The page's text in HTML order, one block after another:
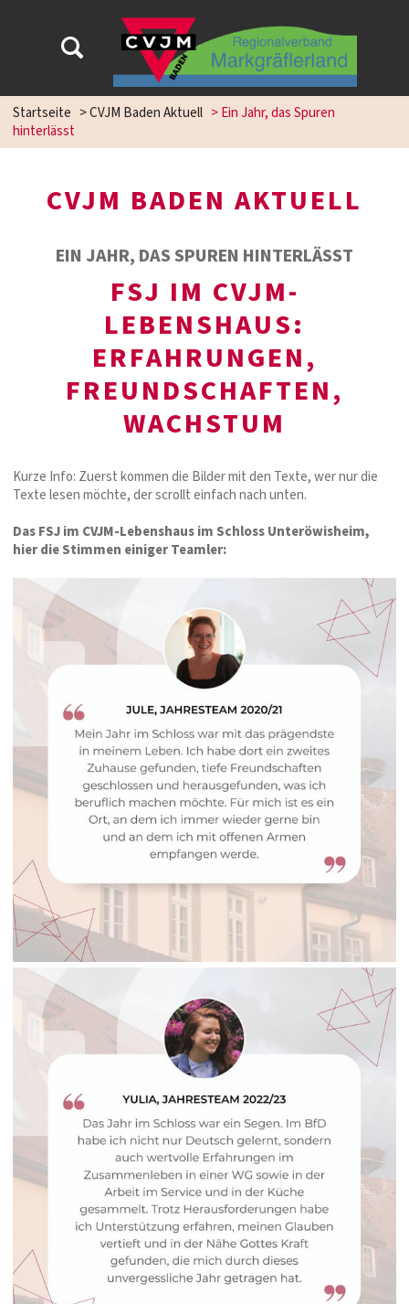
Startseite >CVJM Baden Aktuell >Ein Jahr, das Spuren
hinterlässt
CVJM BADEN AKTUELL
EIN JAHR, DAS SPUREN HINTERLÄSST
FSJ IM CVJM-
LEBENSHAUS:
ERFAHRUNGEN,
FREUNDSCHAFTEN,
WACHSTUM
Kurze Info: Zuerst kommen die Bilder mit den Texte, wer nur die
Texte lesen möchte, der scrollt einfach nach unten.
Das FSJ im CVJM-Lebenshaus im Schloss Unteröwisheim,
hier die Stimmen einiger Teamler: